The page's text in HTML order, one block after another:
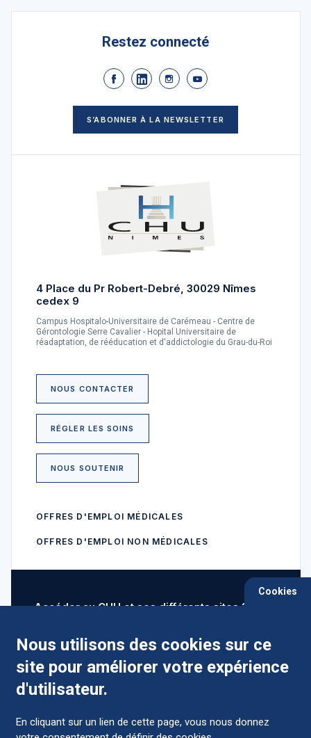
Restez connecté
S’ABONNER À LA NEWSLETTER
4 Place du Pr Robert-Debré, 30029 Nîmes
cedex 9
Campus Hospitalo-Universitaire de Carémeau - Centre de
Gérontologie Serre Cavalier - Hopital Universitaire de
réadaptation, de rééducation et d'addictologie du Grau-du-Roi
NOUS CONTACTER
RÉGLER LES SOINS
NOUS SOUTENIR
OFFRES D'EMPLOI MÉDICALES
OFFRES D'EMPLOI NON MÉDICALES
Accéder au CHU et ses différents sites ?
Comment préparer mon hospitalisation ?
Cookies
Nous utilisons des cookies sur ce
site pour améliorer votre expérience
d'utilisateur.
En cliquant sur un lien de cette page, vous nous donnez